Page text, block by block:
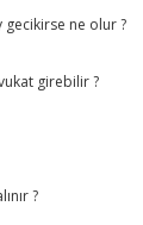
gecikirse ne olur ?
girebilir ?
?